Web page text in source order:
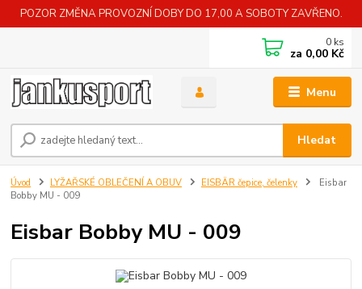
POZOR ZMĚNA PROVOZNÍ DOBY DO 17,00 A SOBOTY ZAVŘENO.
Menu
Hledat
0 ks
za 0,00 Kč
Úvod LYŽAŘSKÉ OBLEČENÍ A OBUV EISBÄR čepice, čelenky
Eisbar
Bobby MU - 009
Eisbar Bobby MU - 009